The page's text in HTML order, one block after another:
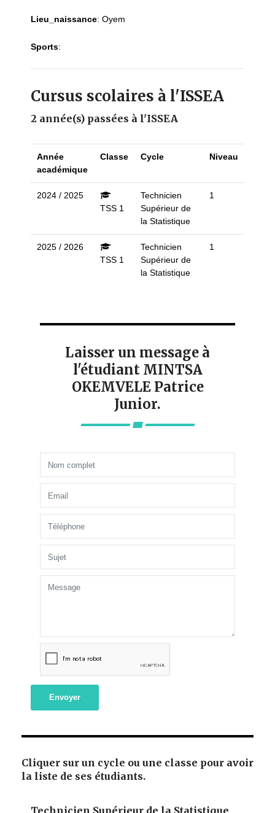
Lieu_naissance: Oyem
Sports:
Cursus scolaires à l'ISSEA
2 année(s) passées à l'ISSEA
Année
académique
Classe Cycle Niveau
2024 / 2025
TSS 1
Technicien
Supérieur de
la Statistique
1
2025 / 2026
TSS 1
Technicien
Supérieur de
la Statistique
1
Laisser un message à
l'étudiant MINTSA
OKEMVELE Patrice
Junior.
Envoyer
Cliquer sur un cycle ou une classe pour avoir
la liste de ses étudiants.